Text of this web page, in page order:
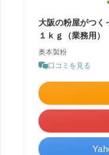
大阪の粉屋がつ
１ｋｇ（業務用）
奥本製粉
口コミを見る